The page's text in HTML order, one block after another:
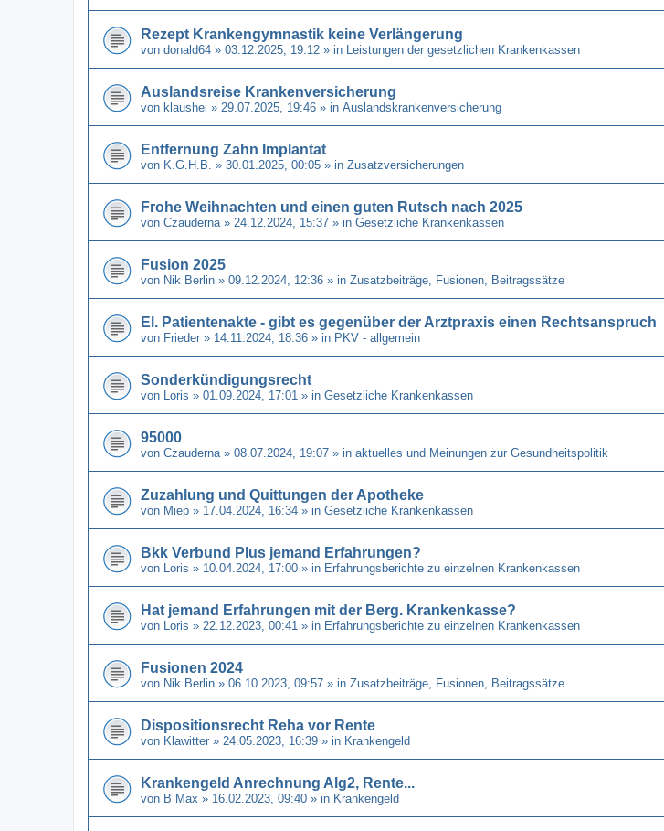
Rezept Krankengymnastik keine Verlängerung
von donald64 » 03.12.2025, 19:12 » in Leistungen der gesetzlichen Krankenkassen
Auslandsreise Krankenversicherung
von klaushei » 29.07.2025, 19:46 » in Auslandskrankenversicherung
Entfernung Zahn Implantat
von K.G.H.B. » 30.01.2025, 00:05 » in Zusatzversicherungen
Frohe Weihnachten und einen guten Rutsch nach 2025
von Czauderna » 24.12.2024, 15:37 » in Gesetzliche Krankenkassen
Fusion 2025
von Nik Berlin » 09.12.2024, 12:36 » in Zusatzbeiträge, Fusionen, Beitragssätze
El. Patientenakte - gibt es gegenüber der Arztpraxis einen Rechtsanspruch
von Frieder » 14.11.2024, 18:36 » in PKV - allgemein
Sonderkündigungsrecht
von Loris » 01.09.2024, 17:01 » in Gesetzliche Krankenkassen
95000
von Czauderna » 08.07.2024, 19:07 » in aktuelles und Meinungen zur Gesundheitspolitik
Zuzahlung und Quittungen der Apotheke
von Miep » 17.04.2024, 16:34 » in Gesetzliche Krankenkassen
Bkk Verbund Plus jemand Erfahrungen?
von Loris » 10.04.2024, 17:00 » in Erfahrungsberichte zu einzelnen Krankenkassen
Hat jemand Erfahrungen mit der Berg. Krankenkasse?
von Loris » 22.12.2023, 00:41 » in Erfahrungsberichte zu einzelnen Krankenkassen
Fusionen 2024
von Nik Berlin » 06.10.2023, 09:57 » in Zusatzbeiträge, Fusionen, Beitragssätze
Dispositionsrecht Reha vor Rente
von Klawitter » 24.05.2023, 16:39 » in Krankengeld
Krankengeld Anrechnung Alg2, Rente...
von B Max » 16.02.2023, 09:40 » in Krankengeld